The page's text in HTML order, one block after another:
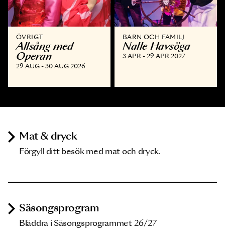
ÖVRIGT
Allsång med
Operan
29 AUG - 30 AUG 2026
BARN OCH FAMILJ
Nalle Havsöga
3 APR - 29 APR 2027
Mat & dryck
Förgyll ditt besök med mat och dryck.
Säsongsprogram
Bläddra i Säsongsprogrammet 26/27